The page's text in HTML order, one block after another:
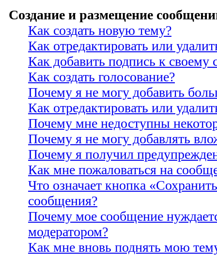
Создание и размещение
Как создать новую тему?
Как отредактировать или
Как добавить подпись к
Как создать голосование?
Почему я не могу добавить
Как отредактировать или
Почему мне недоступны
Почему я не могу добавлять
Почему я получил
Как мне пожаловаться на
Что означает кнопка
сообщения?
Почему мое сообщение
модератором?
Как мне вновь поднять мою